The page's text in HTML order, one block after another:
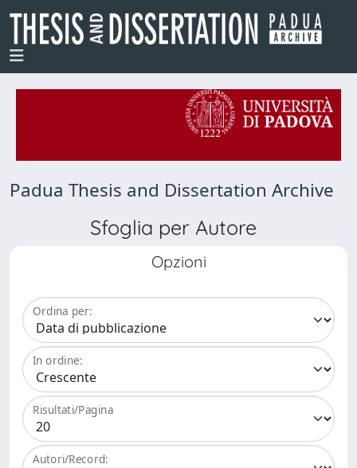
Padua Thesis and Dissertation Archive
Sfoglia per Autore
Opzioni
Ordina per:
In ordine:
Risultati/Pagina
Autori/Record: